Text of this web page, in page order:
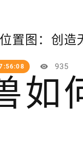
置图：创造
935
如